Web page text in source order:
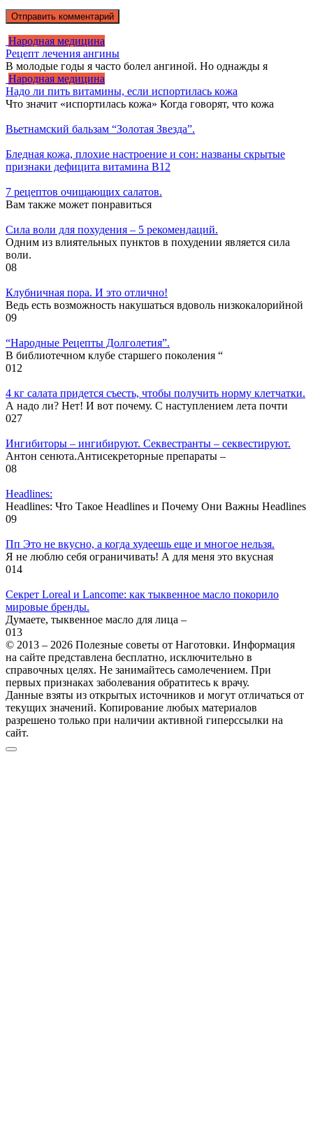
Народная медицина
Рецепт лечения ангины
В молодые годы я часто болел ангиной. Но однажды я
Народная медицина
Надо ли пить витамины, если испортилась кожа
Что значит «испортилась кожа» Когда говорят, что кожа
Вьетнамский бальзам “Золотая Звезда”.
Бледная кожа, плохие настроение и сон: названы скрытые
признаки дефицита витамина B12
7 рецептов очищающих салатов.
Вам также может понравиться
Cила воли для похудения – 5 рекомендаций.
Одним из влиятельных пунктов в похудении является сила
воли.
08
Клубничная пора. И это отлично!
Ведь есть возможность накушаться вдоволь низкокалорийной
09
“Народные Рецепты Долголетия”.
В библиотечном клубе старшего поколения “
012
4 кг салата придется съесть, чтобы получить норму клетчатки.
А надо ли? Нет! И вот почему. С наступлением лета почти
027
Ингибиторы – ингибируют. Секвестранты – секвестируют.
Антон сенюта.Антисекреторные препараты –
08
Headlines:
Headlines: Что Такое Headlines и Почему Они Важны Headlines
09
Пп Это не вкусно, а когда худеешь еще и многое нельзя.
Я не люблю себя ограничивать! А для меня это вкусная
014
Секрет Loreal и Lancome: как тыквенное масло покорило
мировые бренды.
Думаете, тыквенное масло для лица –
013
© 2013 – 2026 Полезные советы от Наготовки. Информация
на сайте представлена бесплатно, исключительно в
справочных целях. Не занимайтесь самолечением. При
первых признаках заболевания обратитесь к врачу.
Данные взяты из открытых источников и могут отличаться от
текущих значений. Копирование любых материалов
разрешено только при наличии активной гиперссылки на
сайт.